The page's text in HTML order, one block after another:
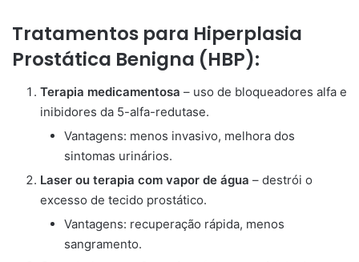
Tratamentos para Hiperplasia
Prostática Benigna (HBP):
Terapia medicamentosa – uso de bloqueadores alfa e
inibidores da 5-alfa-redutase.
Vantagens: menos invasivo, melhora dos
sintomas urinários.
Laser ou terapia com vapor de água – destrói o
excesso de tecido prostático.
Vantagens: recuperação rápida, menos
sangramento.